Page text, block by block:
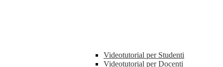
Videotutorial per Studenti
Videotutorial per Docenti